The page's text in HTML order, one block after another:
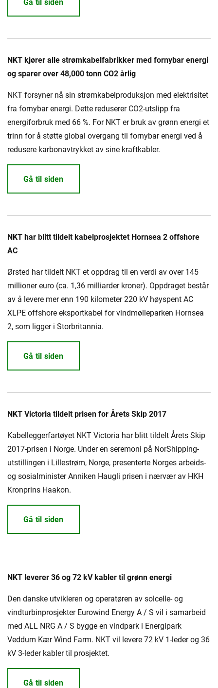
Gå til siden
NKT kjører alle strømkabelfabrikker med fornybar energi
og sparer over 48,000 tonn CO2 årlig
NKT forsyner nå sin strømkabelproduksjon med elektrisitet
fra fornybar energi. Dette reduserer CO2-utslipp fra
energiforbruk med 66 %. For NKT er bruk av grønn energi et
trinn for å støtte global overgang til fornybar energi ved å
redusere karbonavtrykket av sine kraftkabler.
Gå til siden
NKT har blitt tildelt kabelprosjektet Hornsea 2 offshore
AC
Ørsted har tildelt NKT et oppdrag til en verdi av over 145
millioner euro (ca. 1,36 milliarder kroner). Oppdraget består
av å levere mer enn 190 kilometer 220 kV høyspent AC
XLPE offshore eksportkabel for vindmølleparken Hornsea
2, som ligger i Storbritannia.
Gå til siden
NKT Victoria tildelt prisen for Årets Skip 2017
Kabelleggerfartøyet NKT Victoria har blitt tildelt Årets Skip
2017-prisen i Norge. Under en seremoni på NorShipping-
utstillingen i Lillestrøm, Norge, presenterte Norges arbeids-
og sosialminister Anniken Haugli prisen i nærvær av HKH
Kronprins Haakon.
Gå til siden
NKT leverer 36 og 72 kV kabler til grønn energi
Den danske utvikleren og operatøren av solcelle- og
vindturbinprosjekter Eurowind Energy A / S vil i samarbeid
med ALL NRG A / S bygge en vindpark i Energipark
Veddum Kær Wind Farm. NKT vil levere 72 kV 1-leder og 36
kV 3-leder kabler til prosjektet.
Gå til siden